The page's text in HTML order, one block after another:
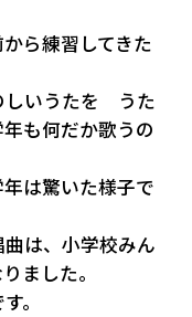
ら練習してきた
しいうたを うた
も何だか歌うの
は驚いた様子で
は、小学校みん
ました。
。